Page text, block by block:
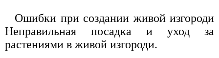
Ошибки при создании живой изгороди
Неправильная посадка и уход за
растениями в живой изгороди.